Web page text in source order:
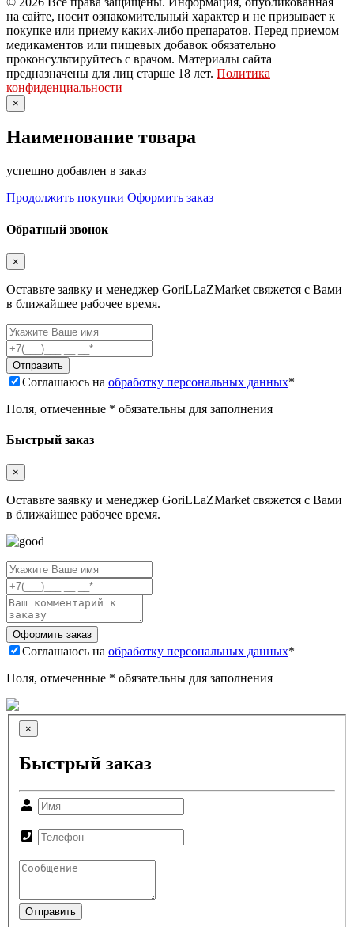
на сайте, носит ознакомительный характер и не призывает к
покупке или приему каких-либо препаратов. Перед приемом
медикаментов или пищевых добавок обязательно
проконсультируйтесь с врачом. Материалы сайта
предназначены для лиц старше 18 лет. Политика
конфиденциальности
×
Наименование товара
успешно добавлен в заказ
Продолжить покупки Оформить заказ
Обратный звонок
×
Оставьте заявку и менеджер GoriLLaZMarket свяжется с Вами
в ближайшее рабочее время.
Соглашаюсь на обработку персональных данных*
Поля, отмеченные * обязательны для заполнения
Быстрый заказ
×
Оставьте заявку и менеджер GoriLLaZMarket свяжется с Вами
в ближайшее рабочее время.
Соглашаюсь на обработку персональных данных*
Поля, отмеченные * обязательны для заполнения
×
Быстрый заказ
Отправить